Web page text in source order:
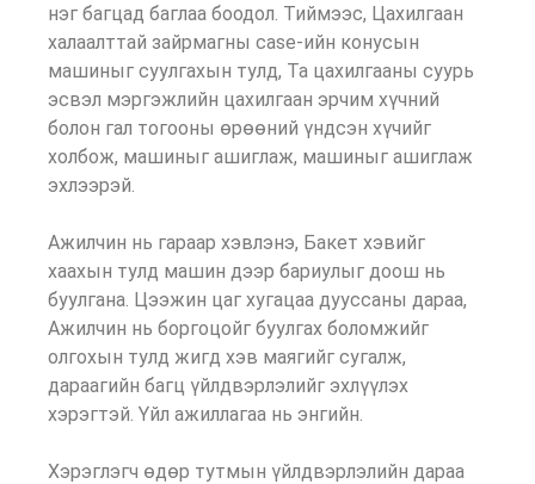
нэг багцад баглаа боодол. Тиймээс, Цахилгаан
халаалттай зайрмагны case-ийн конусын
машиныг суулгахын тулд, Та цахилгааны суурь
эсвэл мэргэжлийн цахилгаан эрчим хүчний
болон гал тогооны өрөөний үндсэн хүчийг
холбож, машиныг ашиглаж, машиныг ашиглаж
эхлээрэй.
Ажилчин нь гараар хэвлэнэ, Бакет хэвийг
хаахын тулд машин дээр бариулыг доош нь
буулгана. Цээжин цаг хугацаа дууссаны дараа,
Ажилчин нь боргоцойг буулгах боломжийг
олгохын тулд жигд хэв маягийг сугалж,
дараагийн багц үйлдвэрлэлийг эхлүүлэх
хэрэгтэй. Үйл ажиллагаа нь энгийн.
Хэрэглэгч өдөр тутмын үйлдвэрлэлийн дараа